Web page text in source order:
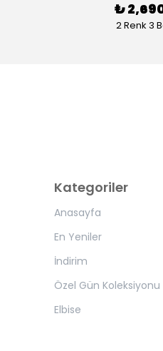
₺
2 Renk 3
Kategoriler
Anasayfa
En Yeniler
İndirim
Özel Gün Koleksiyonu
Elbise